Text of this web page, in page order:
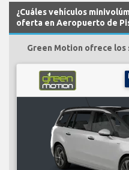
¿Cuáles vehículos
oferta en Aeropuerto de
Green Motion ofrece